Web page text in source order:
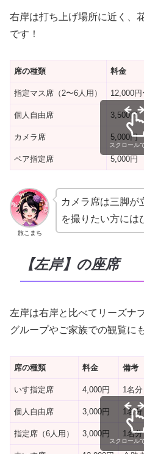
右岸は打ち上げ場所に近く、
です！
席の種類 料金
指定マス席（2〜6人用） 12,000
個人自由席 3,500円
カメラ席 5,000円
ペア指定席 5,000円
スクロール
旅こまち
カメラ席は三脚が
を撮りたい方には
【左岸】の座席
左岸は右岸と比べてリーズナ
グループやご家族での観覧に
席の種類 料金 備考
いす指定席 4,000円 1名
個人自由席 3,000円 1名
指定席（6人用） 3,000円 1名
スクロール